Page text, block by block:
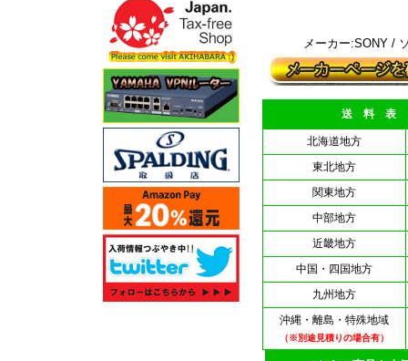
メーカー:SONY /
送 料 表
北海道地方
東北地方
関東地方
中部地方
近畿地方
中国・四国地方
九州地方
沖縄・離島・特殊地域
（※別途見積りの場合有）